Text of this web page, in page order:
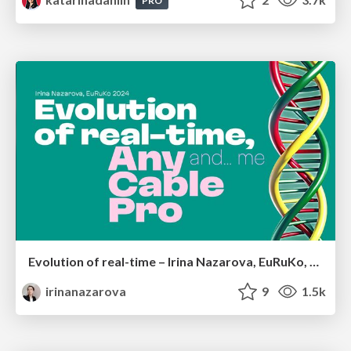
Evolution of real-time – Irina Nazarova, EuRuKo, 2024
irinanazarova
9 1.5k